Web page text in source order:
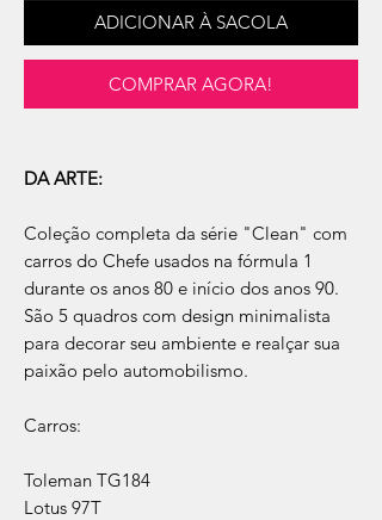
ADICIONAR À SACOLA
COMPRAR AGORA!
DA ARTE:
Coleção completa da série "Clean" com
carros do Chefe usados na fórmula 1
durante os anos 80 e início dos anos 90.
São 5 quadros com design minimalista
para decorar seu ambiente e realçar sua
paixão pelo automobilismo.
Carros:
Toleman TG184
Lotus 97T